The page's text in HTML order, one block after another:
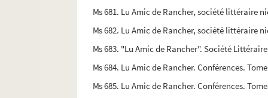
Ms 681. Lu Amic de Rancher, société littéraire
Ms 682. Lu Amic de Rancher, société littéraire
Ms 683. "Lu Amic de Rancher". Société
Ms 684. Lu Amic de Rancher. Conférences.
Ms 685. Lu Amic de Rancher. Conférences.